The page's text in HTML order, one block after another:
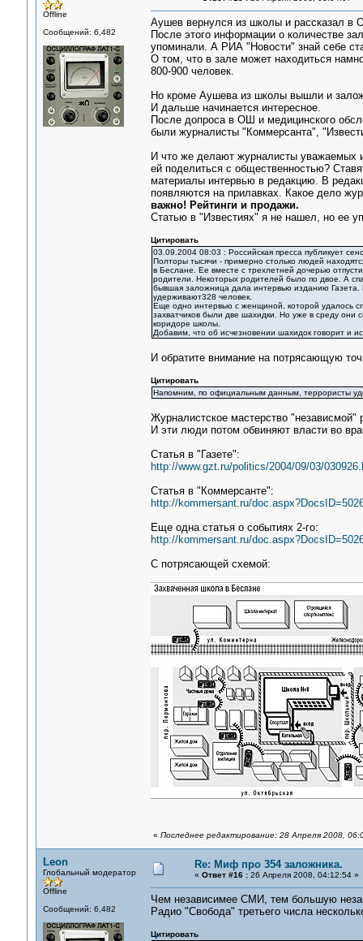
Offline
Сообщений: 6,482
Аушев вернулся из школы и рассказал в
После этого информации о количестве
упоминали. А РИА "Новости" знай себе
О том, что в зале может находиться
800-900 человек.
Но кроме Аушева из школы вышли и
И дальше начинается интересное.
После допроса в ОШ и медицинского
были журналисты "Коммерсанта",
И что же делают журналисты
ей поделиться с общественностью?
материалы интервью в редакцию. В
появляются на прилавках. Какое дело
важно! Рейтинги и продажи.
Статью в "Известиях" я не нашел, но ее
Цитировать
03.09.2004 08:03 : Российская пресса публикует
Полторы тысячи - примерно столько людей
в Беслане. Ее вместе с трехлетней дочерью
родители. Некоторых родителей было по двое. А
бывшая заложница дала интервью изданию
удерживают328 человек.
Еще одно интервью с женщиной, которой удалось
захватчиков были две шахидки. Но уже в среду они
коридоре школы.
Добавим, что об исчезновении шахидок говорит и
И обратите внимание на потрясающую
Цитировать
Напомним, по официальным данным, террористы
Журналистское мастерство
И эти люди потом обвиняют власти во
Статья в "Газете":
http://www.gzt.ru/politics/2004/09/03/
Статья в "Коммерсанте":
http://kommersant.ru/
Еще одна статья о событиях 2-го:
http://kommersant.ru/
С потрясающей схемой:
« Последнее редактирование: 28 Апреля 2008,
Leon
Глобальный модератор
Offline
Сообщений: 6,482
Re: Миф про 354 заложника.
« Ответ #16 :26 Апреля 2008, 04:12:54 »
Чем независимее СМИ, тем большую
Радио "Свобода" третьего числа
Цитировать